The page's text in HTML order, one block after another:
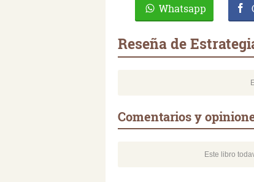
Whatsapp
Reseña de
Comentarios y
Este libro